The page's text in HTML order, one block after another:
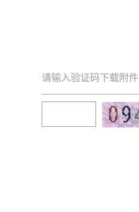
请输入验证码下载附件